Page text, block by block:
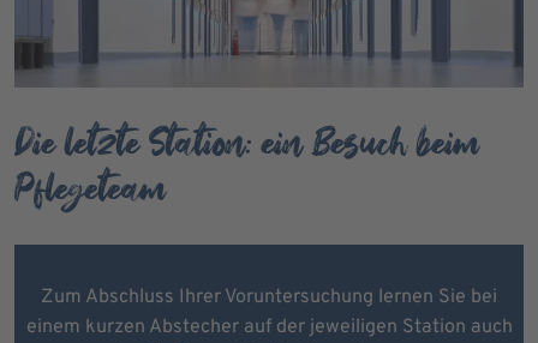
Die letzte Station: ein Besuch beim
Pflegeteam
Zum Abschluss Ihrer Voruntersuchung lernen Sie bei
einem kurzen Abstecher auf der jeweiligen Station auch